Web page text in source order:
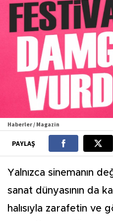
Haberler / Magazin
PAYLAŞ
Yalnızca sinemanın
sanat dünyasının da
halısıyla zarafetin ve